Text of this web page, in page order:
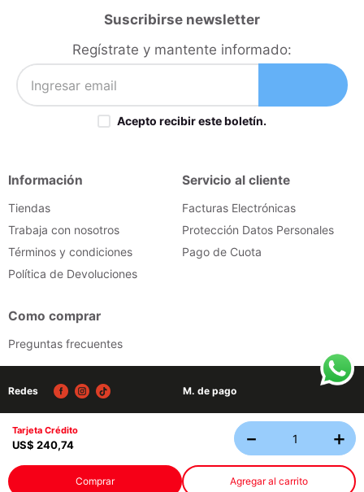
Tarjeta Crédito
US$ 240,74 ＋
－
Comprar Agregar al carrito
★★
Tu nombre
Dirección de email
Escribe un comentario
Suscribirse newsletter
Regístrate y mantente informado:
Acepto recibir este boletín.
Información
Tiendas
Trabaja con nosotros
Términos y condiciones
Política de Devoluciones
Servicio al cliente
Facturas Electrónicas
Protección Datos Personales
Pago de Cuota
Como comprar
Preguntas frecuentes
Redes M. de pago
© 2026 - Todos los derechos reservados Almacenes Japon